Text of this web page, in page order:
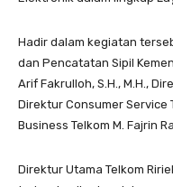
Hadir dalam kegiatan
dan Pencatatan Sipil
Arif Fakrulloh, S.H., M.H.,
Direktur Consumer Service
Business Telkom M. Fajrin
Direktur Utama Telkom